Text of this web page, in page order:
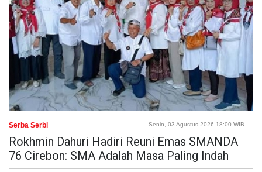
Serba Serbi Senin, 03 Agustus 2026 18:00 WIB
Rokhmin Dahuri Hadiri Reuni Emas SMANDA
76 Cirebon: SMA Adalah Masa Paling Indah